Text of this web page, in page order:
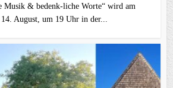
Musik & bedenk-liche Worte“ wird am
August, um 19 Uhr in der...